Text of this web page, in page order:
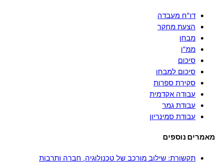
דו"ח מעבדה
הצעת מחקר
מבחן
ממ"ן
סיכום
סיכום למבחן
סקירת ספרות
עבודה אקדמית
עבודת גמר
עבודת סמינריון
מאמרים נוספים
תקשורת: שילוב מורכב של טכנולוגיה, חברה ותרבות